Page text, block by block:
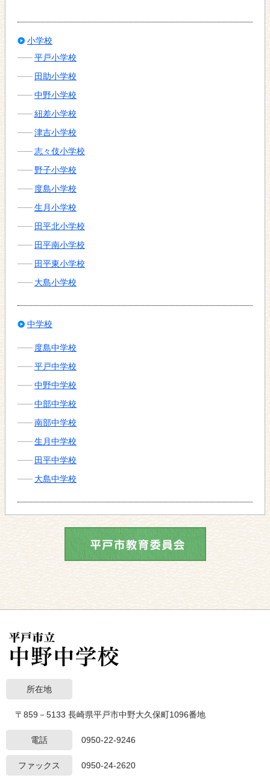
小学校
平戸小学校
田助小学校
中野小学校
紐差小学校
津吉小学校
志々伎小学校
野子小学校
度島小学校
生月小学校
田平北小学校
田平南小学校
田平東小学校
大島小学校
中学校
度島中学校
平戸中学校
中野中学校
中部中学校
南部中学校
生月中学校
田平中学校
大島中学校
所在地
〒859－5133 長崎県平戸市中野大久保町1096番地
電話 0950-22-9246
ファックス 0950-24-2620